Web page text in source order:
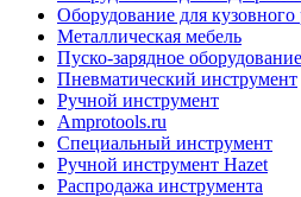
Оборудование для кузовного
Металлическая мебель
Пуско-зарядное оборудование
Пневматический инструмент
Ручной инструмент
Amprotools.ru
Специальный инструмент
Ручной инструмент Hazet
Распродажа инструмента